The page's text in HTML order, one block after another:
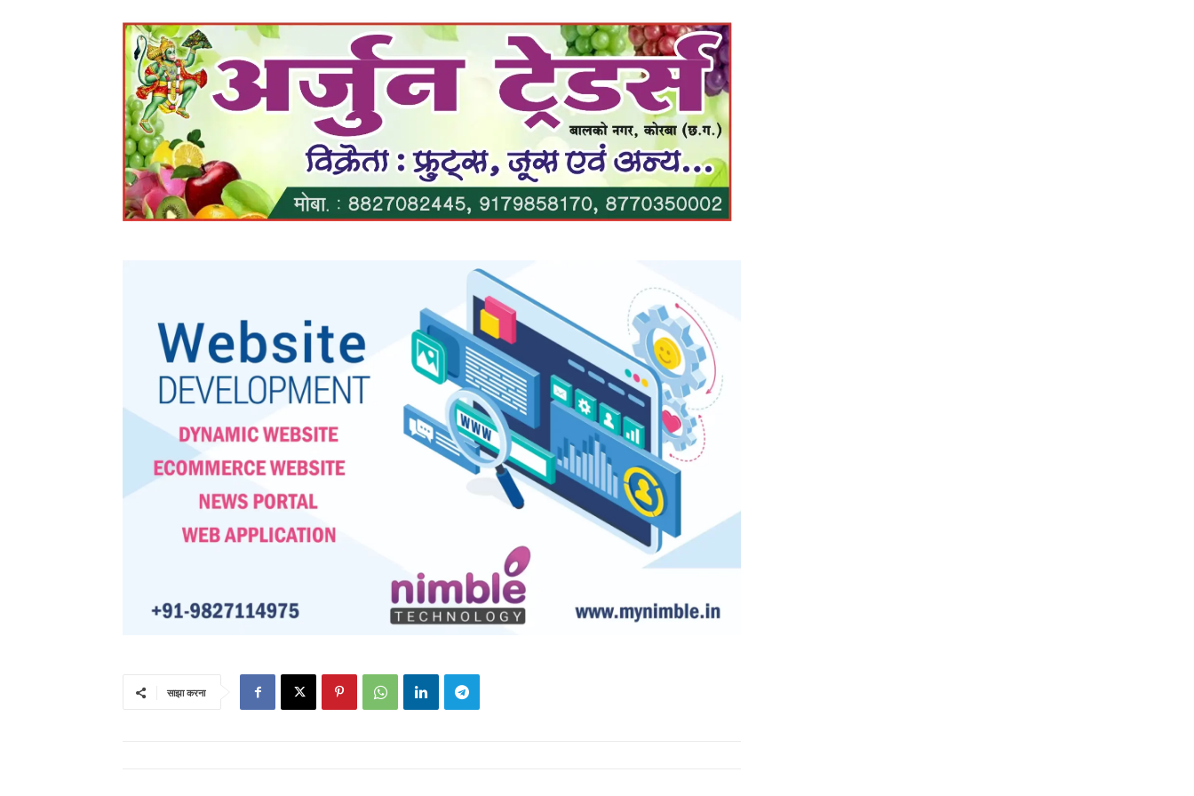
साझा करना